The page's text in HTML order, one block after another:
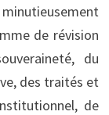
de révision
du
des traités et
de